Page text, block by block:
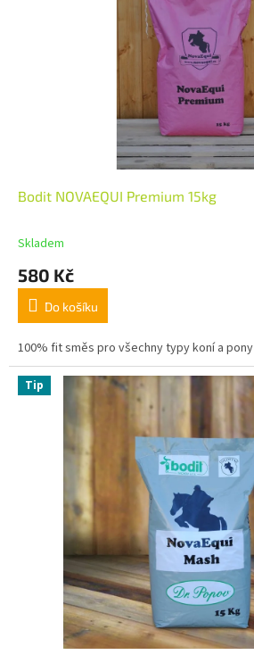
Bodit NOVAEQUI Premium 15kg
Skladem
580 Kč
Do košíku
100% fit směs pro všechny typy koní a pony
Tip